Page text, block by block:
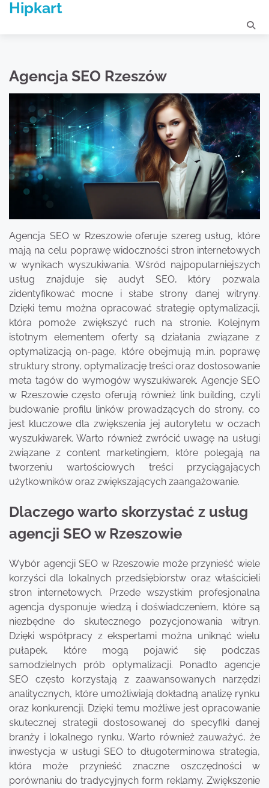
SkipHipkart
Agencja SEO Rzeszów
Agencja SEO w Rzeszowie oferuje szereg usług, które
mają na celu poprawę widoczności stron internetowych
w wynikach wyszukiwania. Wśród najpopularniejszych
usług znajduje się audyt SEO, który pozwala
zidentyfikować mocne i słabe strony danej witryny.
Dzięki temu można opracować strategię optymalizacji,
która pomoże zwiększyć ruch na stronie. Kolejnym
istotnym elementem oferty są działania związane z
optymalizacją on-page, które obejmują m.in. poprawę
struktury strony, optymalizację treści oraz dostosowanie
meta tagów do wymogów wyszukiwarek. Agencje SEO
w Rzeszowie często oferują również link building, czyli
budowanie profilu linków prowadzących do strony, co
jest kluczowe dla zwiększenia jej autorytetu w oczach
wyszukiwarek. Warto również zwrócić uwagę na usługi
związane z content marketingiem, które polegają na
tworzeniu wartościowych treści przyciągających
użytkowników oraz zwiększających zaangażowanie.
Dlaczego warto skorzystać z usług
agencji SEO w Rzeszowie
Wybór agencji SEO w Rzeszowie może przynieść wiele
korzyści dla lokalnych przedsiębiorstw oraz właścicieli
stron internetowych. Przede wszystkim profesjonalna
agencja dysponuje wiedzą i doświadczeniem, które są
niezbędne do skutecznego pozycjonowania witryn.
Dzięki współpracy z ekspertami można uniknąć wielu
pułapek, które mogą pojawić się podczas
samodzielnych prób optymalizacji. Ponadto agencje
SEO często korzystają z zaawansowanych narzędzi
analitycznych, które umożliwiają dokładną analizę rynku
oraz konkurencji. Dzięki temu możliwe jest opracowanie
skutecznej strategii dostosowanej do specyfiki danej
branży i lokalnego rynku. Warto również zauważyć, że
inwestycja w usługi SEO to długoterminowa strategia,
która może przynieść znaczne oszczędności w
porównaniu do tradycyjnych form reklamy. Zwiększenie